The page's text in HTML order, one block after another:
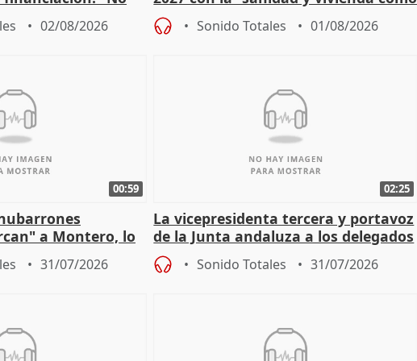
02/08/2026
prioridades"
Sonido Totales 01/08/2026
00:59
a Montero, lo
31/07/2026
02:25
La vicepresidenta tercera y portavoz
de la Junta andaluza a los delegados
territoriales en Málaga
Sonido Totales 31/07/2026